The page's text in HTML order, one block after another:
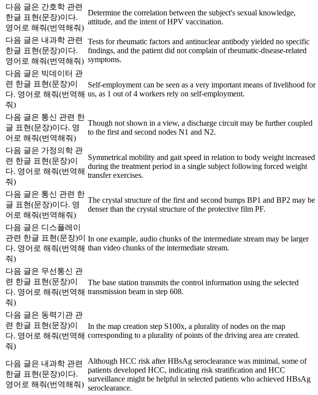
다음 글은 간호학 관련
한글 표현(문장)이다.
영어로 해줘(번역해줘)
Determine the correlation between the subject's sexual knowledge,
attitude, and the intent of HPV vaccination.
다음 글은 내과학 관련
한글 표현(문장)이다.
영어로 해줘(번역해줘)
Tests for rheumatic factors and antinuclear antibody yielded no specific
findings, and the patient did not complain of rheumatic-disease-related
symptoms.
다음 글은 빅데이터 관
련 한글 표현(문장)이
다. 영어로 해줘(번역해
줘)
Self-employment can be seen as a very important means of livelihood for
us, as 1 out of 4 workers rely on self-employment.
다음 글은 통신 관련 한
글 표현(문장)이다. 영
어로 해줘(번역해줘)
Though not shown in a view, a discharge circuit may be further coupled
to the first and second nodes N1 and N2.
다음 글은 가정의학 관
련 한글 표현(문장)이
다. 영어로 해줘(번역해
줘)
Symmetrical mobility and gait speed in relation to body weight increased
during the treatment period in a single subject following forced weight
transfer exercises.
다음 글은 통신 관련 한
글 표현(문장)이다. 영
어로 해줘(번역해줘)
The crystal structure of the first and second bumps BP1 and BP2 may be
denser than the crystal structure of the protective film PF.
다음 글은 디스플레이
관련 한글 표현(문장)이
다. 영어로 해줘(번역해
줘)
In one example, audio chunks of the intermediate stream may be larger
than video chunks of the intermediate stream.
다음 글은 무선통신 관
련 한글 표현(문장)이
다. 영어로 해줘(번역해
줘)
The base station transmits the control information using the selected
transmission beam in step 608.
다음 글은 동력기관 관
련 한글 표현(문장)이
다. 영어로 해줘(번역해
줘)
In the map creation step S100x, a plurality of nodes on the map
corresponding to a plurality of points of the driving area are created.
다음 글은 내과학 관련
한글 표현(문장)이다.
영어로 해줘(번역해줘)
Although HCC risk after HBsAg seroclearance was minimal, some of
patients developed HCC, indicating risk stratification and HCC
surveillance might be helpful in selected patients who achieved HBsAg
seroclearance.